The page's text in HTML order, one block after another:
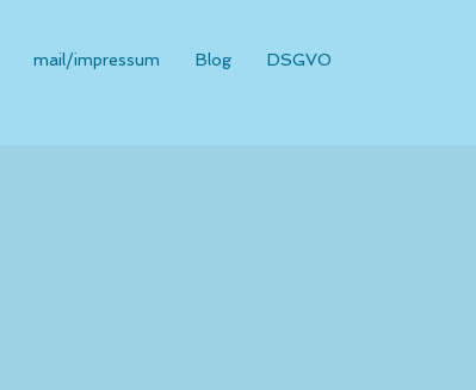
mail/impressum Blog DSGVO